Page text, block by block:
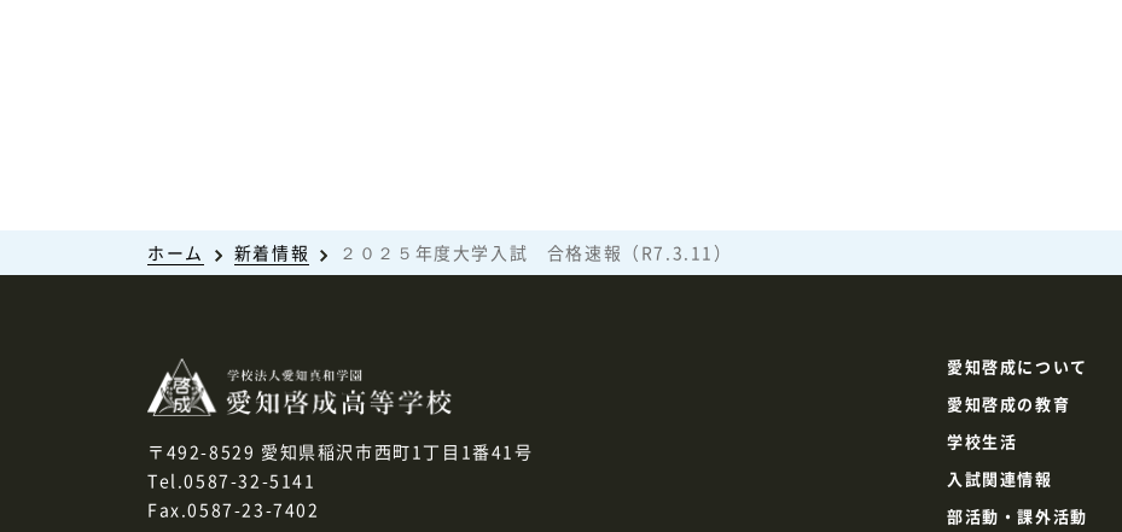
ホーム 新着情報 ２０２５年度大学入試 合格速報（R7.3.11）
〒492-8529 愛知県稲沢市西町1丁目1番41号
Tel.0587-32-5141
Fax.0587-23-7402
愛知啓成について
愛知啓成の教育
学校生活
入試関連情報
部活動・課外活動